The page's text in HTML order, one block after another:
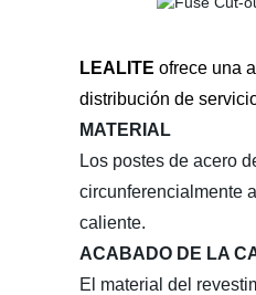
LEALITE ofrece una
distribución de
MATERIAL
Los postes de acero
circunferencialmente
caliente.
ACABADO DE LA
El material del